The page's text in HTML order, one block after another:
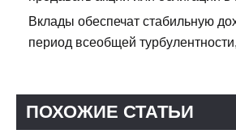
Вклады обеспечат стабильную
период всеобщей
ПОХОЖИЕ СТАТЬИ